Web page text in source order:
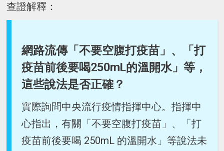
查證解釋：
網路流傳「不要空腹打疫苗」、「打
疫苗前後要喝250mL的溫開水」等，
這些說法是否正確？
實際詢問中央流行疫情指揮中心。指揮中
心指出，有關「不要空腹打疫苗」、「打
疫苗前後要喝 250mL 的溫開水」等說法未